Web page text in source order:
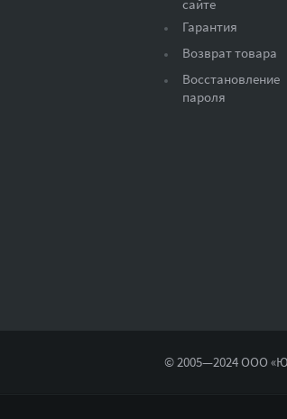
сайте
Гарантия
Возврат товара
Восстановление
пароля
© 2005—2024 ООО